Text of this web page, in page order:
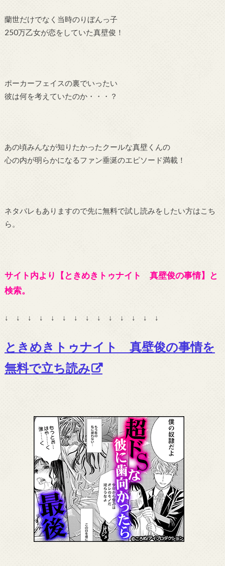
蘭世だけでなく当時のりぼんっ子
250万乙女が恋をしていた真壁俊！
ポーカーフェイスの裏でいったい
彼は何を考えていたのか・・・？
あの頃みんなが知りたかったクールな真壁くんの
心の内が明らかになるファン垂涎のエピソード満載！
ネタバレもありますので先に無料で試し読みをしたい方はこち
ら。
サイト内より【ときめきトゥナイト 真壁俊の事情】と
検索。
↓ ↓ ↓ ↓ ↓ ↓ ↓ ↓ ↓ ↓ ↓ ↓ ↓ ↓
ときめきトゥナイト 真壁俊の事情を
無料で立ち読み